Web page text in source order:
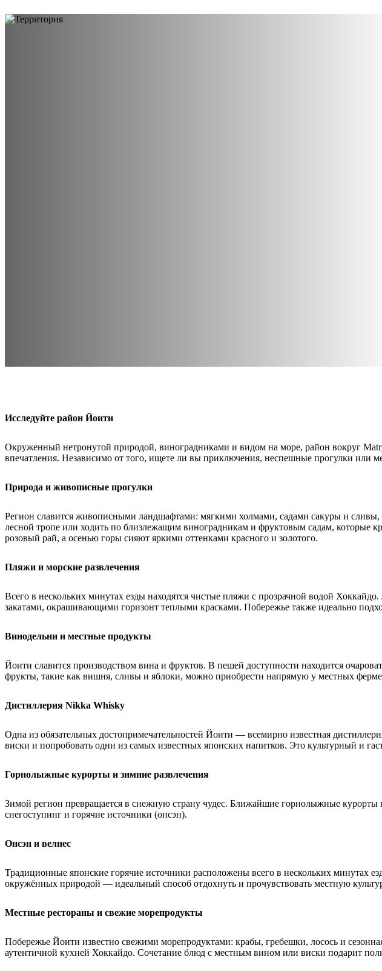
Исследуйте район Йоити
Окруженный нетронутой природой, виноградниками и видом на море, район вокруг
впечатления. Независимо от того, ищете ли вы приключения, неспешные прогулки или
Природа и живописные прогулки
Регион славится живописными ландшафтами: мягкими холмами, садами сакуры и
лесной тропе или ходить по близлежащим виноградникам и фруктовым садам, которые
розовый рай, а осенью горы сияют яркими оттенками красного и золотого.
Пляжи и морские развлечения
Всего в нескольких минутах езды находятся чистые пляжи с прозрачной водой
закатами, окрашивающими горизонт теплыми красками. Побережье также идеально
Винодельни и местные продукты
Йоити славится производством вина и фруктов. В пешей доступности находится
фрукты, такие как вишня, сливы и яблоки, можно приобрести напрямую у местных
Дистиллерия Nikka Whisky
Одна из обязательных достопримечательностей Йоити — всемирно известная
виски и попробовать одни из самых известных японских напитков. Это культурный и
Горнолыжные курорты и зимние развлечения
Зимой регион превращается в снежную страну чудес. Ближайшие горнолыжные
снегоступинг и горячие источники (онсэн).
Онсэн и велнес
Традиционные японские горячие источники расположены всего в нескольких минутах
окружённых природой — идеальный способ отдохнуть и прочувствовать местную
Местные рестораны и свежие морепродукты
Побережье Йоити известно свежими морепродуктами: крабы, гребешки, лосось и
аутентичной кухней Хоккайдо. Сочетание блюд с местным вином или виски подарит